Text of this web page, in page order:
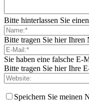
Bitte hinterlassen Sie
Bitte tragen Sie hier Ihren
Sie haben eine falsche E-
Bitte tragen Sie hier Ihre
Speichern Sie meinen